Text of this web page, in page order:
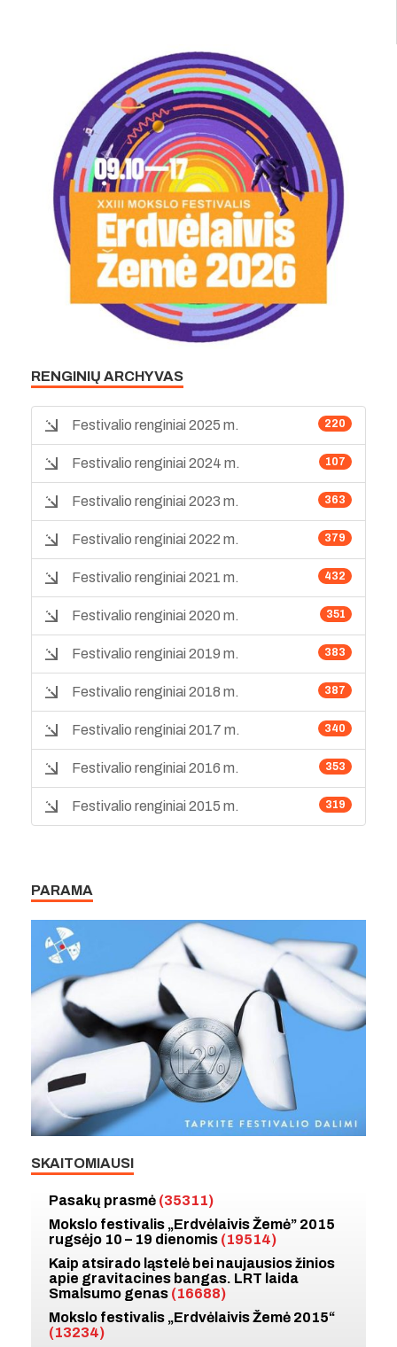
RENGINIŲ ARCHYVAS
220
Festivalio renginiai 2025 m.
107
Festivalio renginiai 2024 m.
363
Festivalio renginiai 2023 m.
379
Festivalio renginiai 2022 m.
432
Festivalio renginiai 2021 m.
351
Festivalio renginiai 2020 m.
383
Festivalio renginiai 2019 m.
387
Festivalio renginiai 2018 m.
340
Festivalio renginiai 2017 m.
353
Festivalio renginiai 2016 m.
319
Festivalio renginiai 2015 m.
PARAMA
SKAITOMIAUSI
Pasakų prasmė (35311)
Mokslo festivalis „Erdvėlaivis Žemė” 2015
rugsėjo 10 – 19 dienomis (19514)
Kaip atsirado ląstelė bei naujausios žinios
apie gravitacines bangas. LRT laida
Smalsumo genas (16688)
Mokslo festivalis „Erdvėlaivis Žemė 2015“
(13234)